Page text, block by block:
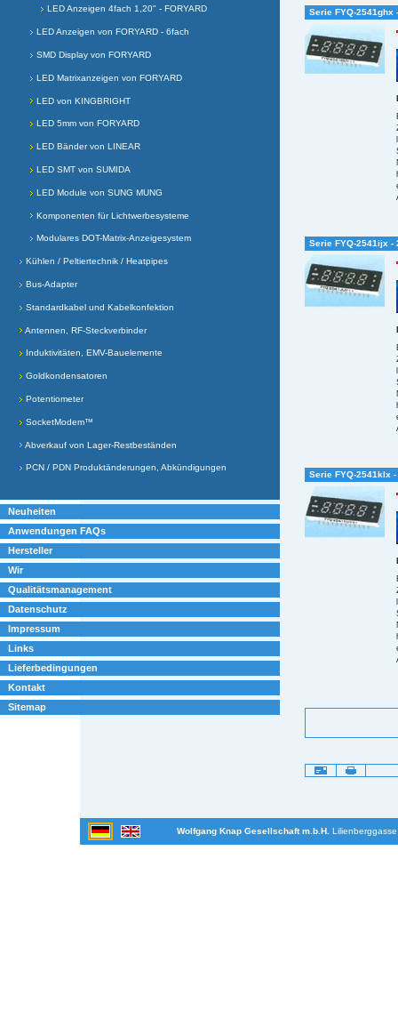
LED Anzeigen 4fach 1,20" - FORYARD
LED Anzeigen von FORYARD - 6fach
SMD Display von FORYARD
LED Matrixanzeigen von FORYARD
LED von KINGBRIGHT
LED 5mm von FORYARD
LED Bänder von LINEAR
LED SMT von SUMIDA
LED Module von SUNG MUNG
Komponenten für Lichtwerbesysteme
Modulares DOT-Matrix-Anzeigesystem
Kühlen / Peltiertechnik / Heatpipes
Bus-Adapter
Standardkabel und Kabelkonfektion
Antennen, RF-Steckverbinder
Induktivitäten, EMV-Bauelemente
Goldkondensatoren
Potentiometer
SocketModem™
Abverkauf von Lager-Restbeständen
PCN / PDN Produktänderungen, Abkündigungen
Neuheiten
Anwendungen FAQs
Hersteller
Wir
Qualitätsmanagement
Datenschutz
Impressum
Links
Lieferbedingungen
Kontakt
Sitemap
Serie FYQ-2541ghx
Serie FYQ-2541ijx -
Serie FYQ-2541klx
Artikelaktionen
Wolfgang Knap Gesellschaft m.b.H.